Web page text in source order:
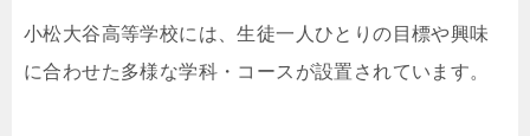
小松大谷高等学校には、生徒一人ひとりの目標や興味
に合わせた多様な学科・コースが設置されています。